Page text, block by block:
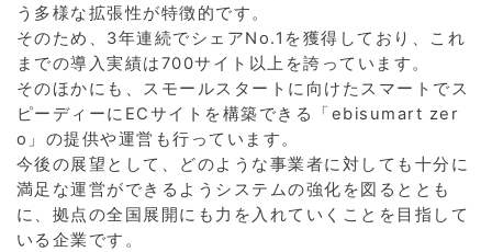
う多様な拡張性が特徴的です。
そのため、3年連続でシェアNo.1を獲得しており、これ
までの導入実績は700サイト以上を誇っています。
そのほかにも、スモールスタートに向けたスマートでス
ピーディーにECサイトを構築できる「ebisumart zer
o」の提供や運営も行っています。
今後の展望として、どのような事業者に対しても十分に
満足な運営ができるようシステムの強化を図るととも
に、拠点の全国展開にも力を入れていくことを目指して
いる企業です。